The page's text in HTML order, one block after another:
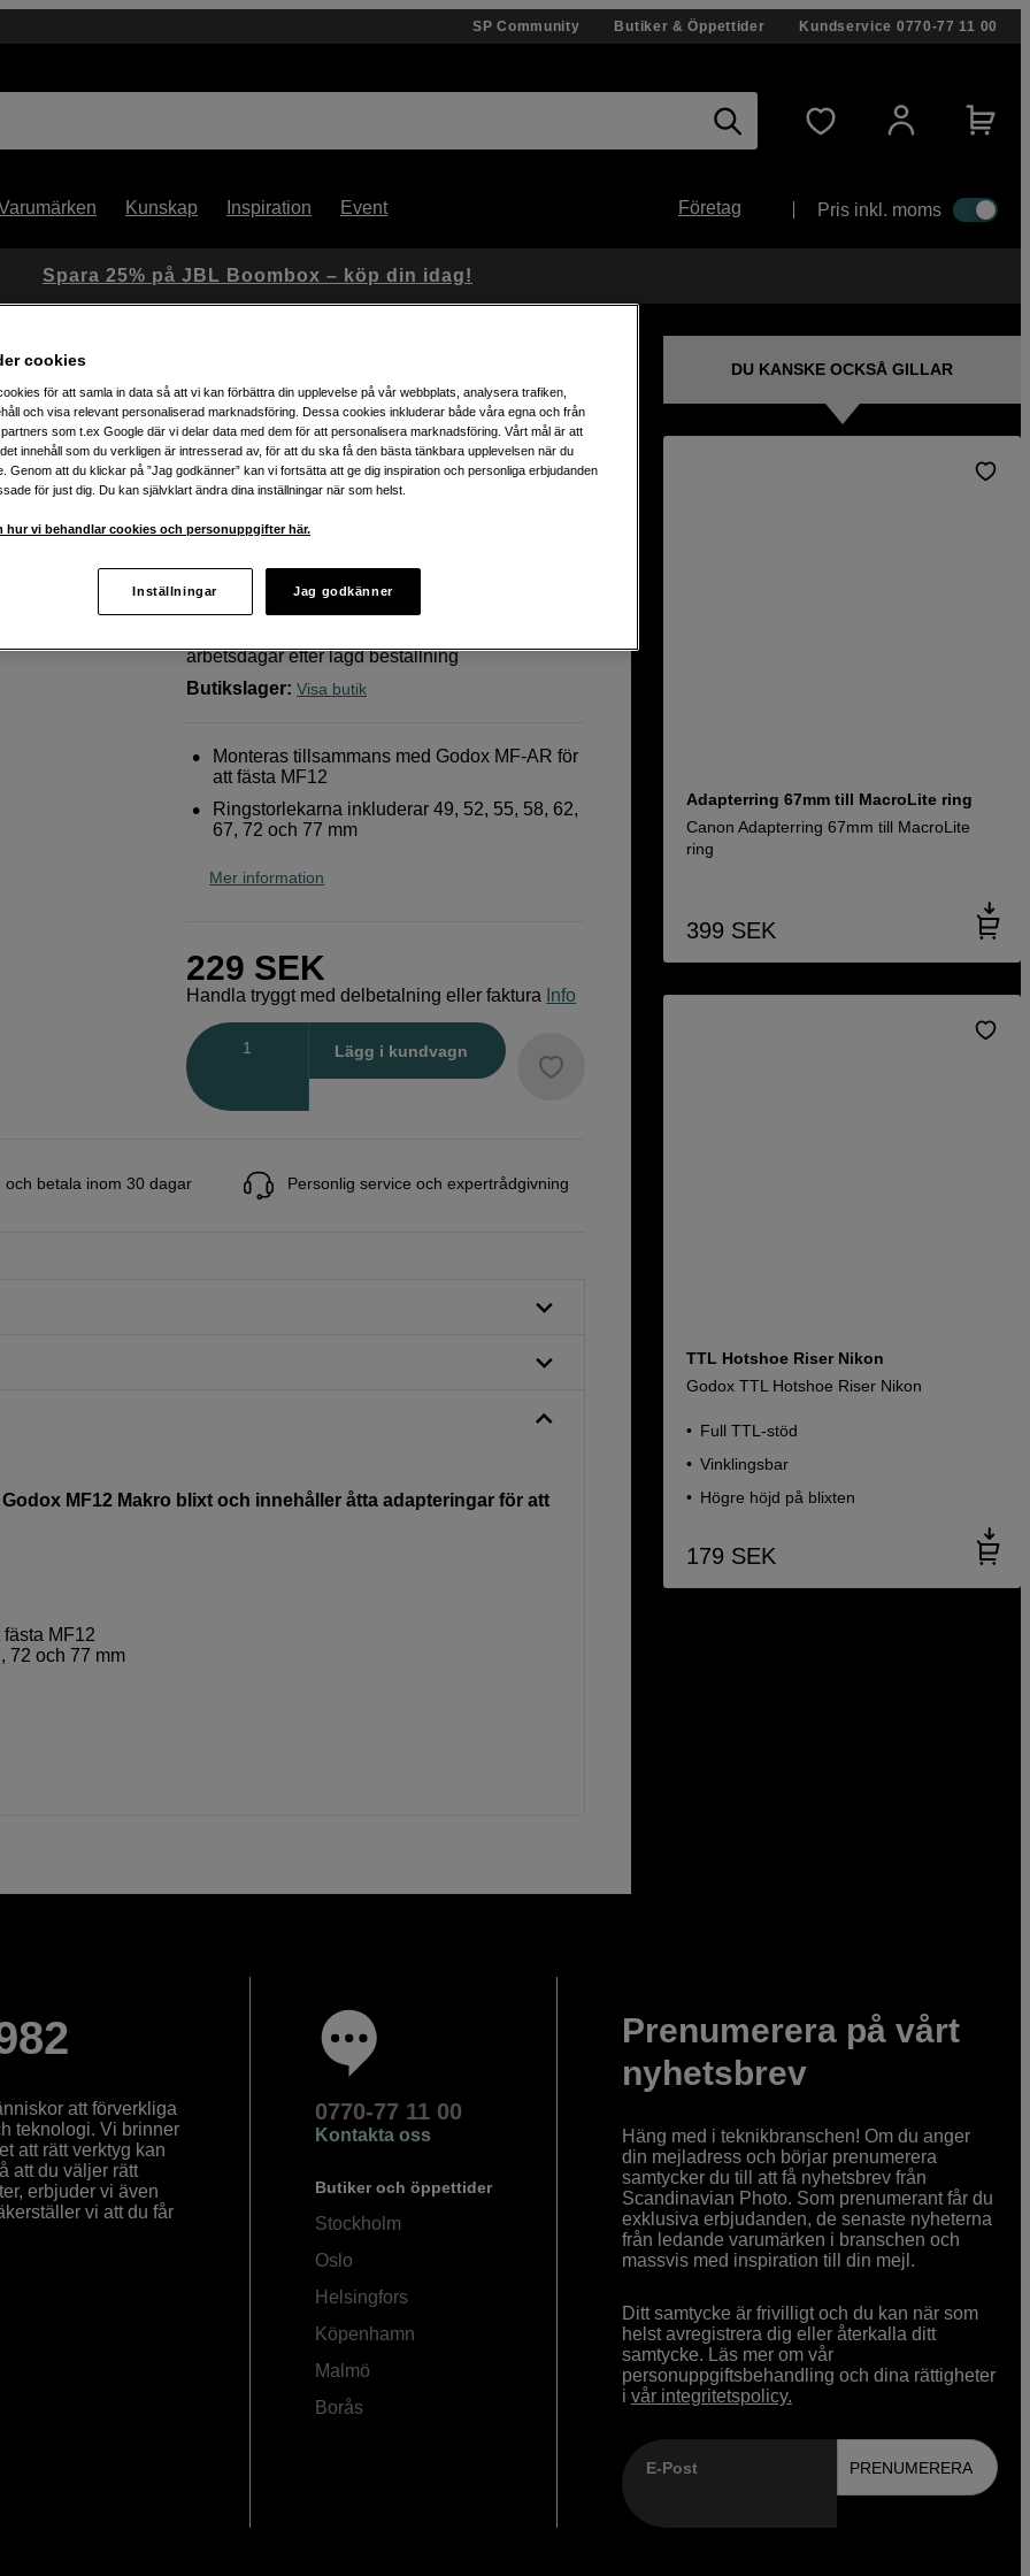
SP Community Butiker & Öppettider Kundservice 0770-77 11 00
Kunskap Inspiration Event Företag Pris inkl. moms
Artikelnummer: 1052983
GodoxAR-R Adaptering Kit MF12
Montera Godox MF12 på objektiv
med olika diameter
arbetsdagar efter lagd beställning
Butikslager: Visa butik
Monteras tillsammans med Godox MF-AR för
att fästa MF12
Ringstorlekarna inkluderar 49, 52, 55, 58, 62,
67, 72 och 77 mm
Mer information
229 SEK
Handla tryggt med delbetalning eller faktura Info
Lägg i kundvagn
och betala inom 30 dagar Personlig service och expertrådgivning
MF12 Makro blixt och innehåller åtta adapteringar för att
MF12
72 och 77 mm
DU KANSKE OCKSÅ GILLAR
Adapterring 67mm till MacroLite ring
Canon Adapterring 67mm till MacroLite
ring
399 SEK
TTL Hotshoe Riser Nikon
Godox TTL Hotshoe Riser Nikon
Full TTL-stöd
Vinklingsbar
Högre höjd på blixten
179 SEK
att förverkliga
teknologi. Vi brinner
att rätt verktyg kan
att du väljer rätt
erbjuder vi även
vi att du får
0770-77 11 00
Kontakta oss
Butiker och öppettider
Stockholm
Oslo
Helsingfors
Köpenhamn
Malmö
Borås
Prenumerera på vårt
nyhetsbrev
Häng med i teknikbranschen! Om du anger
din mejladress och börjar prenumerera
samtycker du till att få nyhetsbrev från
Scandinavian Photo. Som prenumerant får du
exklusiva erbjudanden, de senaste nyheterna
från ledande varumärken i branschen och
massvis med inspiration till din mejl.
Ditt samtycke är frivilligt och du kan när som
helst avregistrera dig eller återkalla ditt
samtycke. Läs mer om vår
personuppgiftsbehandling och dina rättigheter
i vår integritetspolicy.
E-Post PRENUMERERA
Spara 25% på JBL Boombox – köp din idag!
cookies
för att samla in data så att vi kan förbättra din upplevelse på vår webbplats, analysera trafiken,
och visa relevant personaliserad marknadsföring. Dessa cookies inkluderar både våra egna och från
som t.ex Google där vi delar data med dem för att personalisera marknadsföring. Vårt mål är att
innehåll som du verkligen är intresserad av, för att du ska få den bästa tänkbara upplevelsen när du
Genom att du klickar på ”Jag godkänner” kan vi fortsätta att ge dig inspiration och personliga erbjudanden
för just dig. Du kan självklart ändra dina inställningar när som helst.
hur vi behandlar cookies och personuppgifter här.
Inställningar Jag godkänner